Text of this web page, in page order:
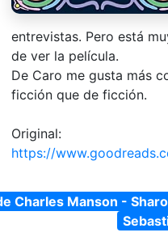
entrevistas. Pero está
de ver la película.
De Caro me gusta más
ficción que de ficción.
Original:
https://
Charles Manson -